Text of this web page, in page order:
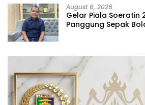
August 6, 2026
Gelar Piala Soeratin
Panggung Sepak